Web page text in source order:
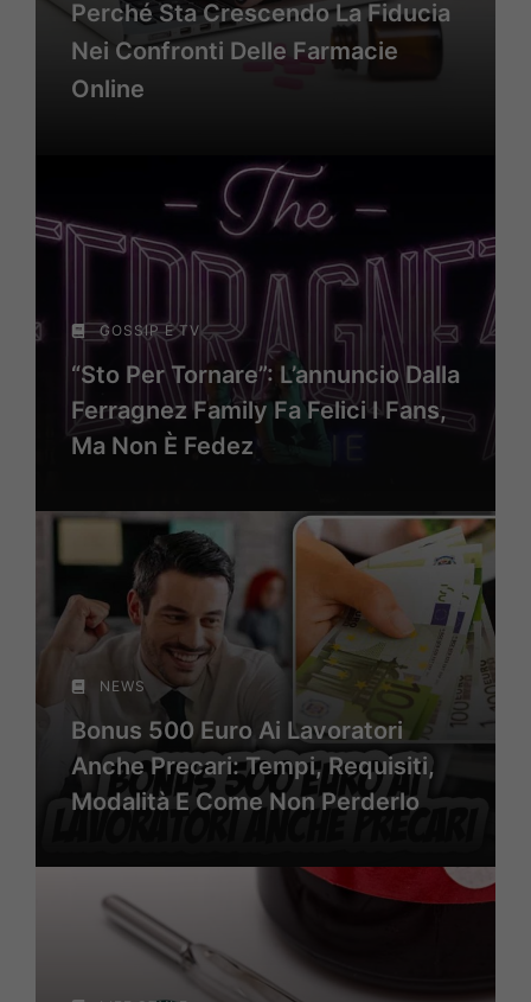
Perché Sta Crescendo La Fiducia
Nei Confronti Delle Farmacie
Online
GOSSIP E TV
“Sto Per Tornare”: L’annuncio Dalla
Ferragnez Family Fa Felici I Fans,
Ma Non È Fedez
NEWS
Bonus 500 Euro Ai Lavoratori
Anche Precari: Tempi, Requisiti,
Modalità E Come Non Perderlo